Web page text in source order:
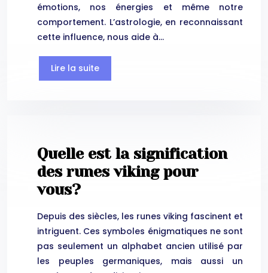
émotions, nos énergies et même notre
comportement. L’astrologie, en reconnaissant
cette influence, nous aide à…
Lire la suite
Quelle est la signification
des runes viking pour
vous?
Depuis des siècles, les runes viking fascinent et
intriguent. Ces symboles énigmatiques ne sont
pas seulement un alphabet ancien utilisé par
les peuples germaniques, mais aussi un